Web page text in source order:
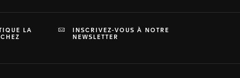
LA
INSCRIVEZ-VOUS À NOTRE
NEWSLETTER